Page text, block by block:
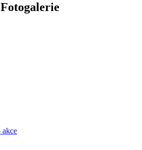
Fotogalerie